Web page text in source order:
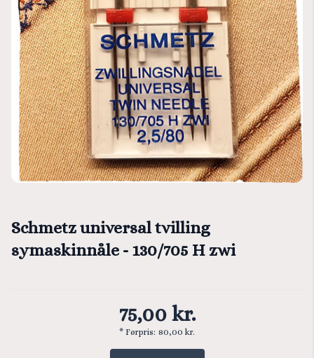
Schmetz universal tvilling
symaskinnåle - 130/705 H zwi
75,00 kr.
* Førpris: 80,00 kr.